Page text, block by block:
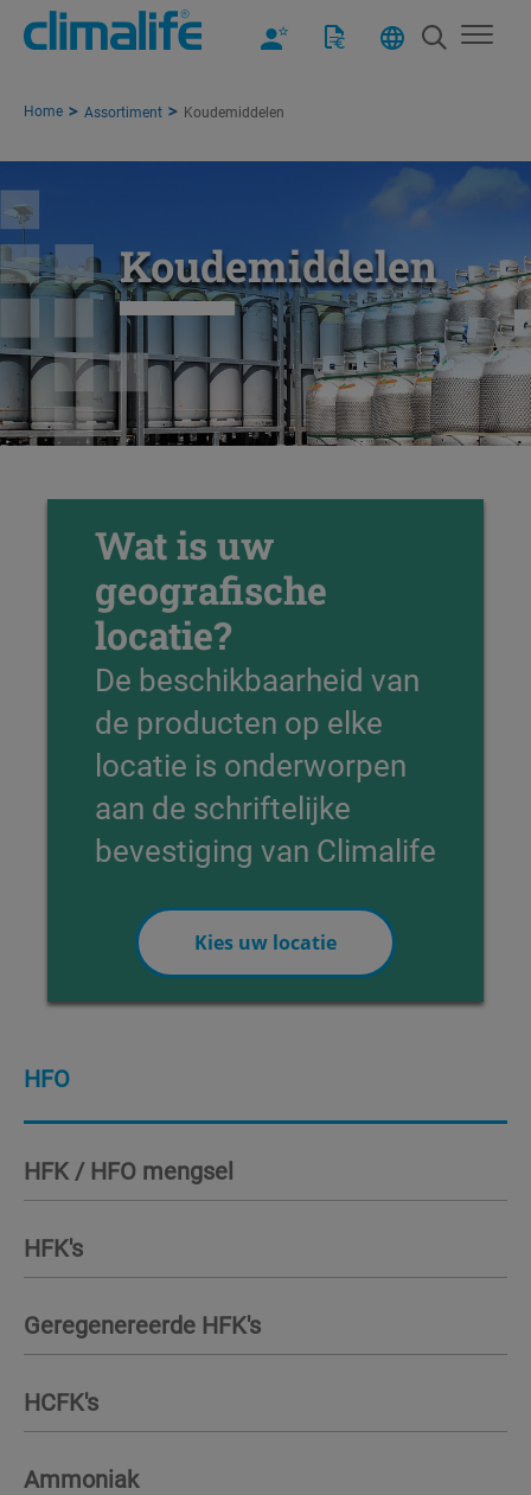
Home Assortiment Koudemiddelen
Koudemiddelen
Wat is uw
geografische
locatie?
De beschikbaarheid van
de producten op elke
locatie is onderworpen
aan de schriftelijke
bevestiging van Climalife
Kies uw locatie
HFO
HFK / HFO mengsel
HFK's
Geregenereerde HFK's
HCFK's
Ammoniak